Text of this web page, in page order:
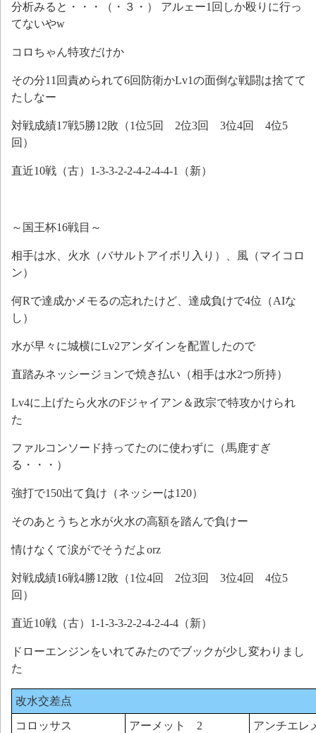
分析みると・・・（・３・） アルェー1回しか殴りに行っ
てないやw
コロちゃん特攻だけか
その分11回責められて6回防衛かLv1の面倒な戦闘は捨てて
たしなー
対戦成績17戦5勝12敗（1位5回 2位3回 3位4回 4位5
回）
直近10戦（古）1-3-3-2-2-4-2-4-4-1（新）
～国王杯16戦目～
相手は水、火水（バサルトアイボリ入り）、風（マイコロ
ン）
何Rで達成かメモるの忘れたけど、達成負けで4位（AIな
し）
水が早々に城横にLv2アンダインを配置したので
直踏みネッシージョンで焼き払い（相手は水2つ所持）
Lv4に上げたら火水のFジャイアン＆政宗で特攻かけられ
た
ファルコンソード持ってたのに使わずに（馬鹿すぎ
る・・・）
強打で150出て負け（ネッシーは120）
そのあとうちと水が火水の高額を踏んで負けー
情けなくて涙がでそうだよorz
対戦成績16戦4勝12敗（1位4回 2位3回 3位4回 4位5
回）
直近10戦（古）1-1-3-3-2-2-4-2-4-4（新）
ドローエンジンをいれてみたのでブックが少し変わりまし
た
改水交差点
コロッサス アーメット 2 アンチエレ